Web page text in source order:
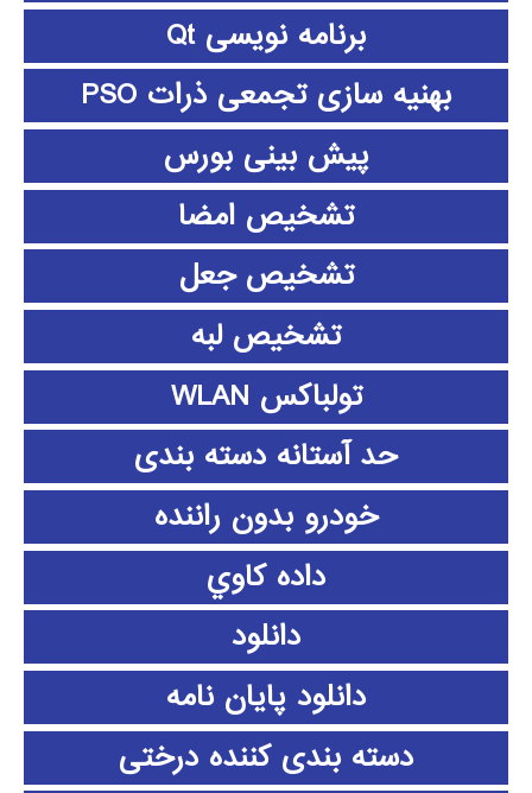
برنامه نویسی Qt
بهنیه سازی تجمعی ذرات PSO
پیش بینی بورس
تشخیص امضا
تشخیص جعل
تشخیص لبه
تولباکس WLAN
حد آستانه دسته بندی
خودرو بدون راننده
داده كاوي
دانلود
دانلود پايان نامه
دسته بندی کننده درختی